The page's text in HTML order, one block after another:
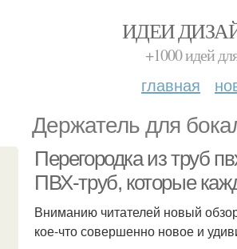
ИДЕИ
+1000 идей
главная
Держатель для
Перегородка из труб
ПВХ-труб, которые
Вниманию читателей новый
кое-что совершенно новое и